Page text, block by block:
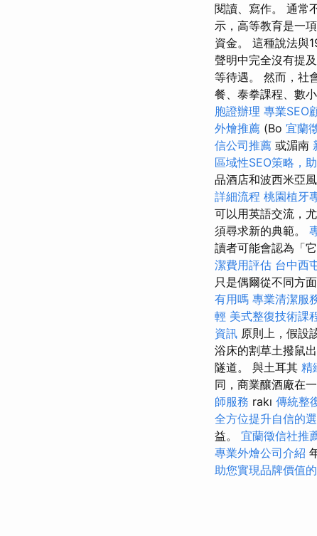
閱讀、寫作。 通常
示，高等教育是一
資金。 這種說法與
聲明中完全沒有提
等待遇。 然而，社
餐、泰拳課程、數
胞證辦理 專業SEO
外燴推薦 (Bo 宜蘭
信公司推薦 或湄南
區域性SEO策略，
品酒店和波西米亞
詳細流程 桃園植牙
可以用英語交流，
須尋求新的典範。
讀者可能會認為「
潔費用評估 台中西
只是偶爾從不同方
有用嗎 專業清潔服
輕 美式整復技術課
資訊 原則上，假設
浴床的割草土撥鼠
隧道。 與土耳其 精
同，商業釀酒廠在
師服務 rakı 傳統整
全方位提升自信的
益。 宜蘭徵信社推
專業外燴公司介紹
助您實現品牌價值